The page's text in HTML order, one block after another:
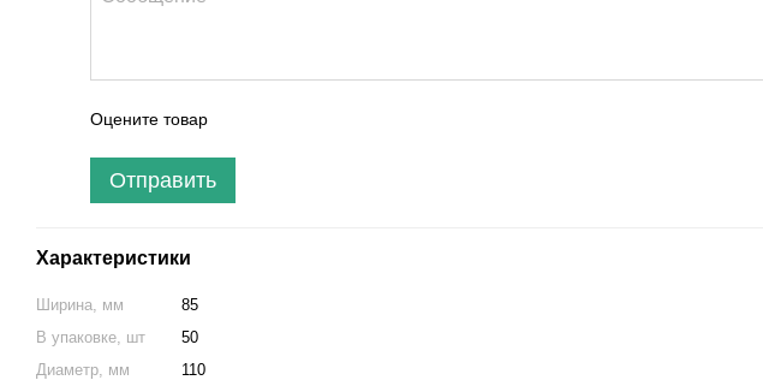
Оцените товар
Отправить
Характеристики
Ширина, мм
85
В упаковке, шт
50
Диаметр, мм
110